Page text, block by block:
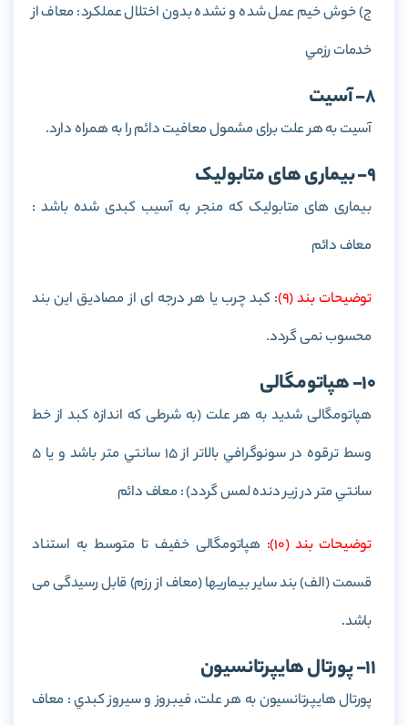
ج) خوش خيم عمل شده و نشده بدون اختلال عملکرد: معاف از
خدمات رزمي
8- آسیت
آسيت به هر علت برای مشمول معافیت دائم را به همراه دارد.
9- بیماری های متابولیک
بيماری های متابولیک که منجر به آسيب کبدی شده باشد :
معاف دائم
توضيحات بند (9) : کبد چرب یا هر درجه ای از مصادیق این بند
محسوب نمی گردد.
10- هپاتومگالی
هپاتومگالی شديد به هر علت (به شرطی كه اندازه كبد از خط
وسط ترقوه در سونوگرافي بالاتر از 15 سانتي متر باشد و يا 5
سانتي متر در زير دنده لمس گردد) : معاف دائم
توضيحات بند (10)
: هپاتومگالی خفیف تا متوسط به استناد
قسمت (الف) بند سایر بیماریها (معاف از رزم) قابل رسیدگی می
باشد.
11- پورتال هايپرتانسيون
پورتال هايپرتانسيون به هر علت، فيبروز و سيروز كبدي : معاف